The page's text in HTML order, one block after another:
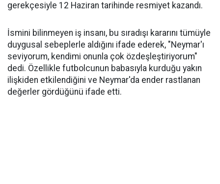
gerekçesiyle 12 Haziran tarihinde resmiyet kazandı.
İsmini bilinmeyen iş insanı, bu sıradışı kararını tümüyle
duygusal sebeplerle aldığını ifade ederek, "Neymar'ı
seviyorum, kendimi onunla çok özdeşleştiriyorum"
dedi. Özellikle futbolcunun babasıyla kurduğu yakın
ilişkiden etkilendiğini ve Neymar'da ender rastlanan
değerler gördüğünü ifade etti.